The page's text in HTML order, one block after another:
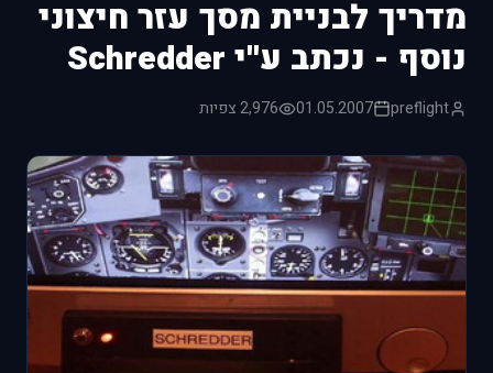
מדריך לבניית מסך עזר חיצוני
נוסף - נכתב ע''י Schredder
preflight
01.05.2007 2,976 צפיות